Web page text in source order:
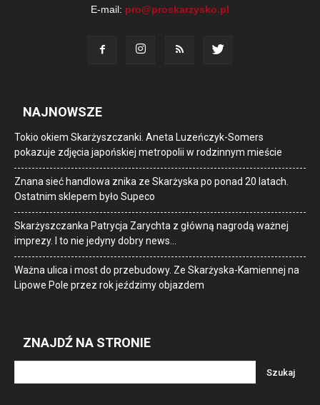
E-mail: pro@proskarzysko.pl
NAJNOWSZE
Tokio okiem Skarżyszczanki. Aneta Luzeńczyk-Somers
pokazuje zdjęcia japońskiej metropolii w rodzinnym mieście
Znana sieć handlowa znika ze Skarżyska po ponad 20 latach.
Ostatnim sklepem było Supeco
Skarżyszczanka Patrycja Zarychta z główną nagrodą ważnej
imprezy. I to nie jedyny dobry news…
Ważna ulica i most do przebudowy. Ze Skarżyska-Kamiennej na
Lipowe Pole przez rok jeździmy objazdem
ZNAJDŹ NA STRONIE